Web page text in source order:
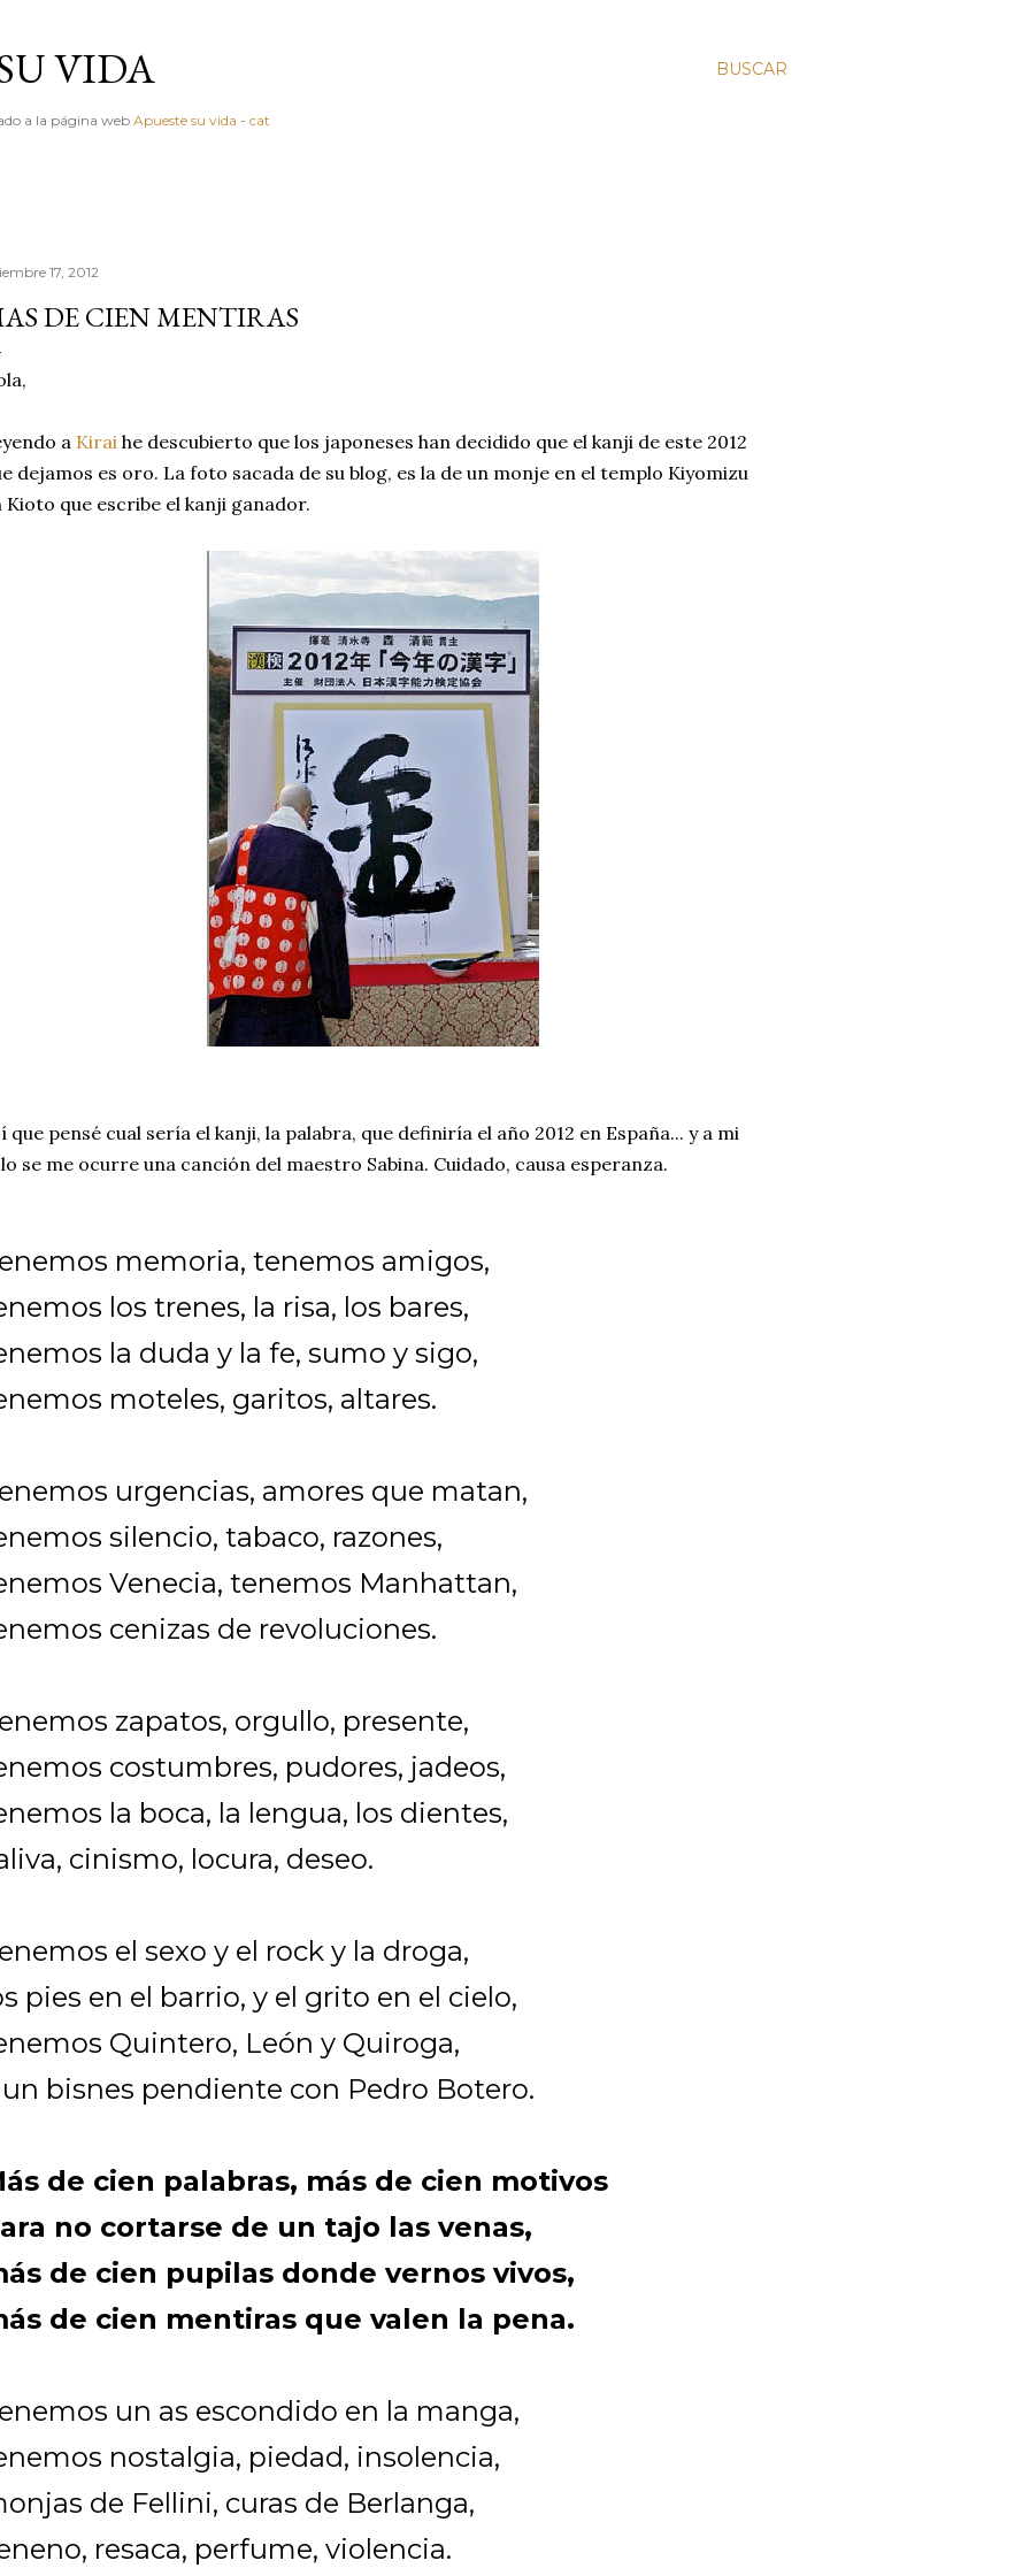
BUSCAR
VIDA
a la página webApueste su vida - cat
17, 2012
DE CIEN MENTIRAS
a Kirai he descubierto que los japoneses han decidido que el kanji de este 2012
dejamos es oro. La foto sacada de su blog, es la de un monje en el templo Kiyomizu
Kioto que escribe el kanji ganador.
que pensé cual sería el kanji, la palabra, que definiría el año 2012 en España... y a mi
se me ocurre una canción del maestro Sabina. Cuidado, causa esperanza.
memoria, tenemos amigos,
los trenes, la risa, los bares,
la duda y la fe, sumo y sigo,
moteles, garitos, altares.
urgencias, amores que matan,
silencio, tabaco, razones,
Venecia, tenemos Manhattan,
cenizas de revoluciones.
zapatos, orgullo, presente,
costumbres, pudores, jadeos,
la boca, la lengua, los dientes,
cinismo, locura, deseo.
el sexo y el rock y la droga,
pies en el barrio, y el grito en el cielo,
Quintero, León y Quiroga,
bisnes pendiente con Pedro Botero.
de cien palabras, más de cien motivos
no cortarse de un tajo las venas,
de cien pupilas donde vernos vivos,
de cien mentiras que valen la pena.
un as escondido en la manga,
nostalgia, piedad, insolencia,
de Fellini, curas de Berlanga,
resaca, perfume, violencia.